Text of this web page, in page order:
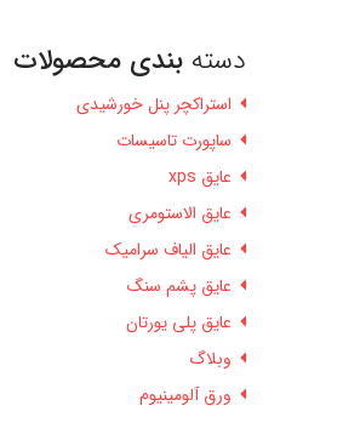
دسته بندی محصولات
استراکچر پنل خورشیدی
ساپورت تاسیسات
عایق xps
عایق الاستومری
عایق الیاف سرامیک
عایق پشم سنگ
عایق پلی یورتان
وبلاگ
ورق آلومینیوم